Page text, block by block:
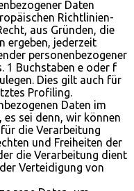
Daten
Richtlinien-
aus Gründen, die
ergeben, jederzeit
personenbezogener
1 Buchstaben e oder f
Dies gilt auch für
Profiling.
Daten im
sei denn, wir können
die Verarbeitung
und Freiheiten der
die Verarbeitung dient
Verteidigung von